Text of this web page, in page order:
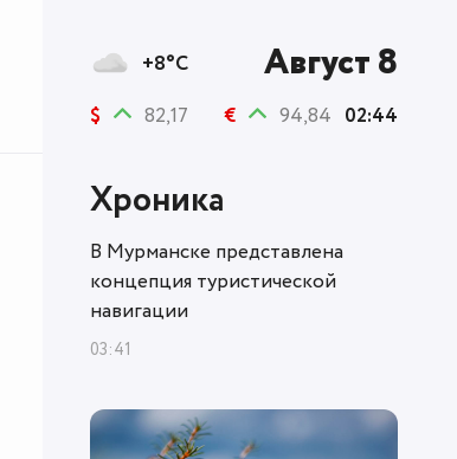
+8°C Август 8
$ 82,17 € 94,84 02:44
Хроника
В Мурманске представлена
концепция туристической
навигации
03:41